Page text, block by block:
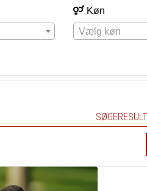
Køn
Vælg køn